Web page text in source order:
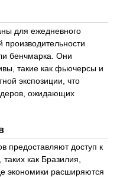
для ежедневного
бенчмарка. Они
такие как фьючерсы и
экспозиции, что
ожидающих
предоставляют доступ к
как Бразилия,
экономики расширяются